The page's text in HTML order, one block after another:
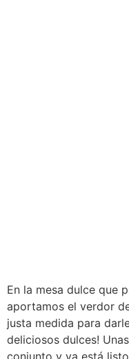
En la mesa dulce que
aportamos el verdor
justa medida para
deliciosos dulces!